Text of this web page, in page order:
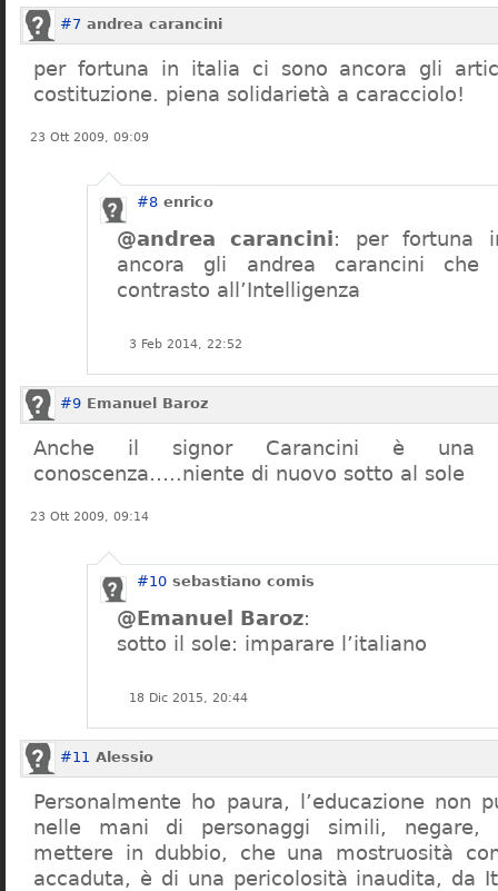
#7 andrea carancini
per fortuna in italia ci sono ancora gli
costituzione. piena solidarietà a caracciolo!
23 Ott 2009, 09:09
#8 enrico
@andrea carancini: per fortuna
ancora gli andrea carancini
contrasto all’Intelligenza
3 Feb 2014, 22:52
#9 Emanuel Baroz
Anche il signor Carancini è una
conoscenza…..niente di nuovo sotto al sole
23 Ott 2009, 09:14
#10 sebastiano comis
@Emanuel Baroz:
sotto il sole: imparare l’italiano
18 Dic 2015, 20:44
#11 Alessio
Personalmente ho paura, l’educazione non
nelle mani di personaggi simili, negare,
mettere in dubbio, che una mostruosità
accaduta, è di una pericolosità inaudita, da